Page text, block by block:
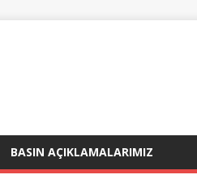
BASIN AÇIKLAMALARIMIZ